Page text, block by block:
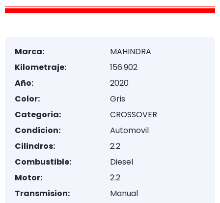
Marca:
MAHINDRA
Kilometraje:
156.902
Año:
2020
Color:
Gris
Categoria:
CROSSOVER
Condicion:
Automovil
Cilindros:
2.2
Combustible:
Diesel
Motor:
2.2
Transmision:
Manual